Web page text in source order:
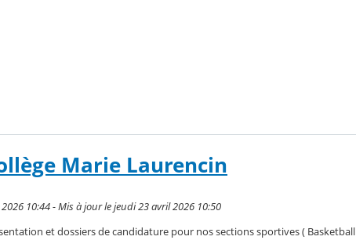
Marie Laurencin
10:44 - Mis à jour le jeudi 23 avril 2026 10:50
et dossiers de candidature pour nos sections sportives ( Basketball